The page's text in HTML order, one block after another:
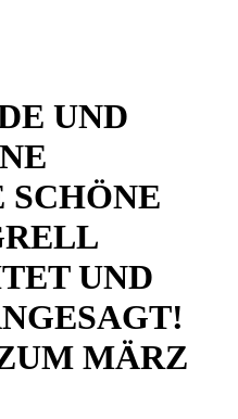
UND
SCHÖNE
UND
MÄRZ